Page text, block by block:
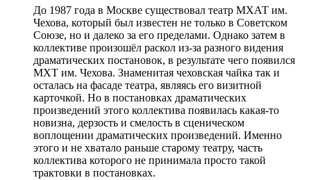
До 1987 года в Москве существовал театр МХАТ им.
Чехова, который был известен не только в Советском
Союзе, но и далеко за его пределами. Однако затем в
коллективе произошёл раскол из-за разного видения
драматических постановок, в результате чего появился
МХТ им. Чехова. Знаменитая чеховская чайка так и
осталась на фасаде театра, являясь его визитной
карточкой. Но в постановках драматических
произведений этого коллектива появилась какая-то
новизна, дерзость и смелость в сценическом
воплощении драматических произведений. Именно
этого и не хватало раньше старому театру, часть
коллектива которого не принимала просто такой
трактовки в постановках.